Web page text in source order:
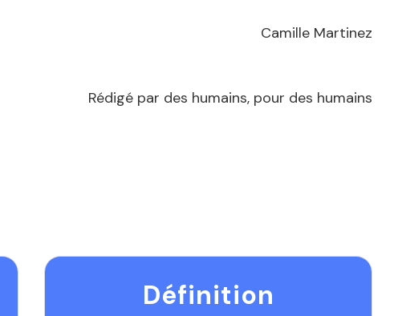
Camille Martinez
Rédigé par des humains, pour des humains
Définition